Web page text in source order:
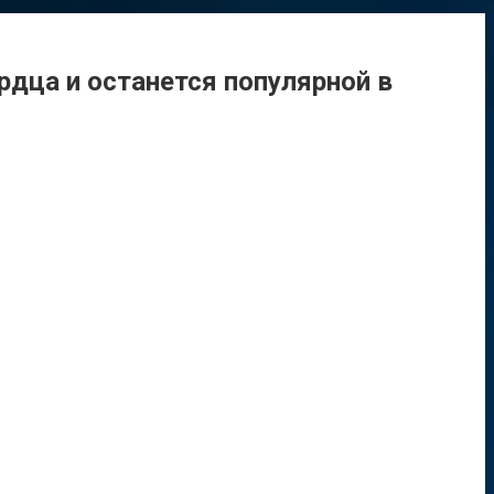
и останется популярной в